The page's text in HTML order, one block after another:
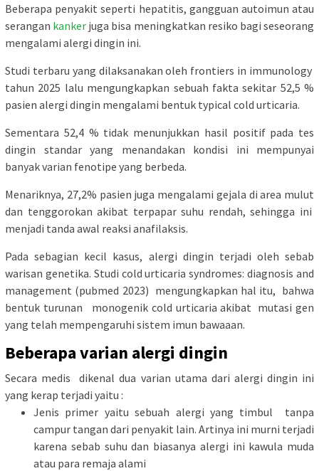
Beberapa penyakit seperti hepatitis, gangguan autoimun atau
serangan kanker juga bisa meningkatkan resiko bagi seseorang
mengalami alergi dingin ini.
Studi terbaru yang dilaksanakan oleh frontiers in immunology
tahun 2025 lalu mengungkapkan sebuah fakta sekitar 52,5 %
pasien alergi dingin mengalami bentuk typical cold urticaria.
Sementara 52,4 % tidak menunjukkan hasil positif pada tes
dingin standar yang menandakan kondisi ini mempunyai
banyak varian fenotipe yang berbeda.
Menariknya, 27,2% pasien juga mengalami gejala di area mulut
dan tenggorokan akibat terpapar suhu rendah, sehingga ini
menjadi tanda awal reaksi anafilaksis.
Pada sebagian kecil kasus, alergi dingin terjadi oleh sebab
warisan genetika. Studi cold urticaria syndromes: diagnosis and
management (pubmed 2023) mengungkapkan hal itu, bahwa
bentuk turunan monogenik cold urticaria akibat mutasi gen
yang telah mempengaruhi sistem imun bawaaan.
Beberapa varian alergi dingin
Secara medis dikenal dua varian utama dari alergi dingin ini
yang kerap terjadi yaitu :
Jenis primer yaitu sebuah alergi yang timbul tanpa
campur tangan dari penyakit lain. Artinya ini murni terjadi
karena sebab suhu dan biasanya alergi ini kawula muda
atau para remaja alami